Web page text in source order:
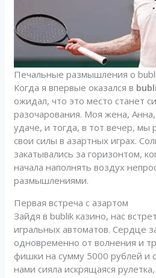
Печальные размышления о
Когда я впервые оказался в
ожидал, что это место станет
разочарования. Моя жена,
удаче, и тогда, в тот вечер, мы
свои силы в азартных играх.
закатывались за горизонтом,
начала наполнять воздух
размышлениями.
Первая встреча с азартом
Зайдя в bublik казино, нас
игральных автоматов. Сердце
одновременно от волнения и
фишки на сумму 5000 рублей и
нами сияла искрящаяся